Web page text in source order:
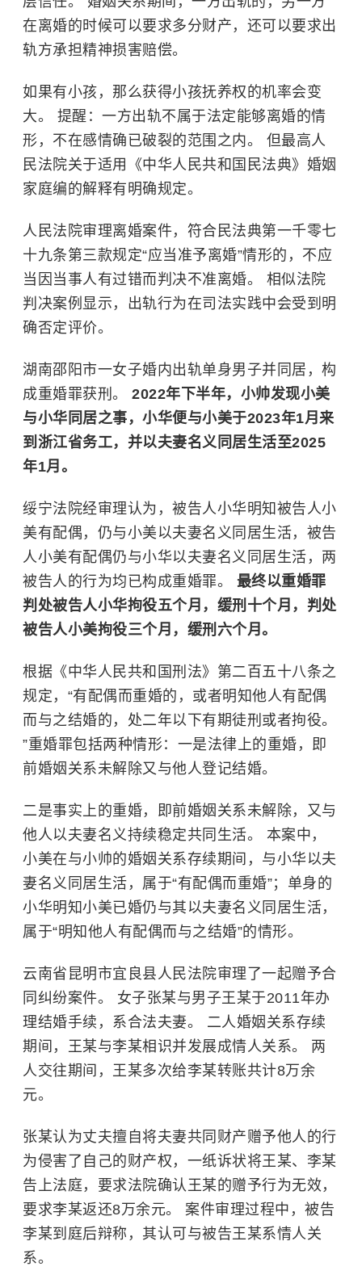
在离婚的时候可以要求多分财产，还可以要求出
轨方承担精神损害赔偿。
如果有小孩，那么获得小孩抚养权的机率会变
大。 提醒：一方出轨不属于法定能够离婚的情
形，不在感情确已破裂的范围之内。 但最高人
民法院关于适用《中华人民共和国民法典》婚姻
家庭编的解释有明确规定。
人民法院审理离婚案件，符合民法典第一千零七
十九条第三款规定“应当准予离婚”情形的，不应
当因当事人有过错而判决不准离婚。 相似法院
判决案例显示，出轨行为在司法实践中会受到明
确否定评价。
湖南邵阳市一女子婚内出轨单身男子并同居，构
成重婚罪获刑。 2022年下半年，小帅发现小美
与小华同居之事，小华便与小美于2023年1月来
到浙江省务工，并以夫妻名义同居生活至2025
年1月。
绥宁法院经审理认为，被告人小华明知被告人小
美有配偶，仍与小美以夫妻名义同居生活，被告
人小美有配偶仍与小华以夫妻名义同居生活，两
被告人的行为均已构成重婚罪。 最终以重婚罪
判处被告人小华拘役五个月，缓刑十个月，判处
被告人小美拘役三个月，缓刑六个月。
根据《中华人民共和国刑法》第二百五十八条之
规定，“有配偶而重婚的，或者明知他人有配偶
而与之结婚的，处二年以下有期徒刑或者拘役。
”重婚罪包括两种情形：一是法律上的重婚，即
前婚姻关系未解除又与他人登记结婚。
二是事实上的重婚，即前婚姻关系未解除，又与
他人以夫妻名义持续稳定共同生活。 本案中，
小美在与小帅的婚姻关系存续期间，与小华以夫
妻名义同居生活，属于“有配偶而重婚”；单身的
小华明知小美已婚仍与其以夫妻名义同居生活，
属于“明知他人有配偶而与之结婚”的情形。
云南省昆明市宜良县人民法院审理了一起赠予合
同纠纷案件。 女子张某与男子王某于2011年办
理结婚手续，系合法夫妻。 二人婚姻关系存续
期间，王某与李某相识并发展成情人关系。 两
人交往期间，王某多次给李某转账共计8万余
元。
张某认为丈夫擅自将夫妻共同财产赠予他人的行
为侵害了自己的财产权，一纸诉状将王某、李某
告上法庭，要求法院确认王某的赠予行为无效，
要求李某返还8万余元。 案件审理过程中，被告
李某到庭后辩称，其认可与被告王某系情人关
系。